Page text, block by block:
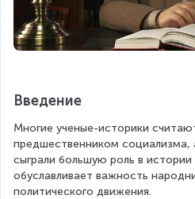
Введение
Многие ученые-историки
предшественником социализма,
сыграли большую роль в
обуславливает важность
политического движения.